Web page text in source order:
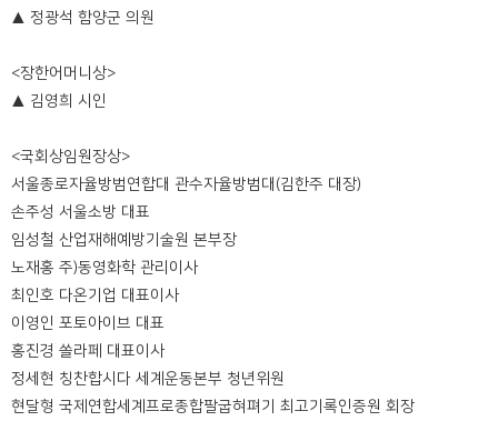
▲ 정광석 함양군 의원
<장한어머니상>
▲ 김영희 시인
<국회상임원장상>
서울종로자율방범연합대 관수자율방범대(김한주 대장)
손주성 서울소방 대표
임성철 산업재해예방기술원 본부장
노재홍 주)동영화학 관리이사
최인호 다온기업 대표이사
이영인 포토아이브 대표
홍진경 쏠라페 대표이사
정세현 칭찬합시다 세계운동본부 청년위원
현달형 국제연합세계프로종합팔굽혀펴기 최고기록인증원 회장